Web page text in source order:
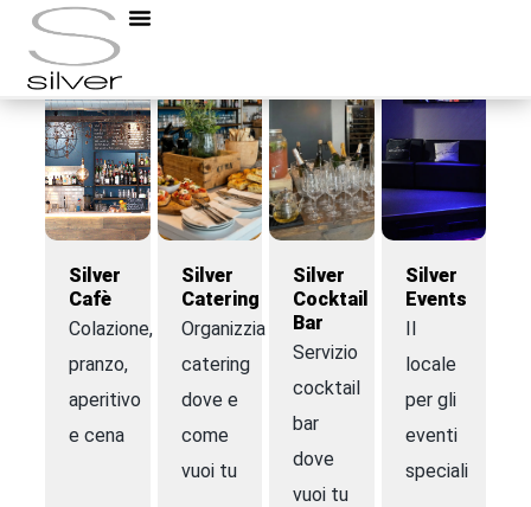
Silver
Cafè
Colazione,
pranzo,
aperitivo
e cena
Silver
Catering
Organizziamo
catering
dove e
come
vuoi tu
Silver
Cocktail
Bar
Servizio
cocktail
bar
dove
vuoi tu
Silver
Events
Il
locale
per gli
eventi
speciali